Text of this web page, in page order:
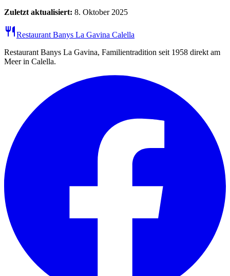
Zuletzt aktualisiert: 8. Oktober 2025
restaurant Restaurant Banys La Gavina Calella
Restaurant Banys La Gavina, Familientradition seit 1958 direkt am
Meer in Calella.